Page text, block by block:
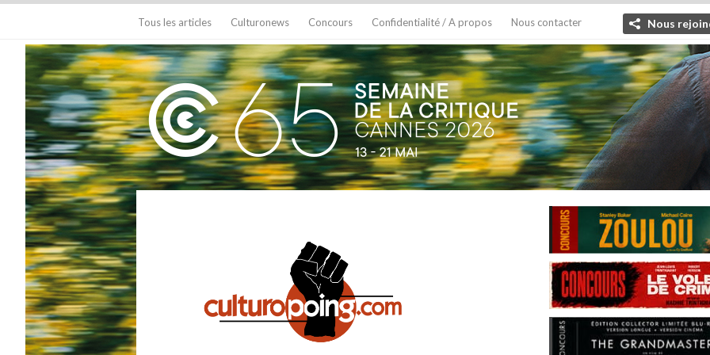
Tous les articles Culturonews Concours Confidentialité / A propos Nous contacter Nous